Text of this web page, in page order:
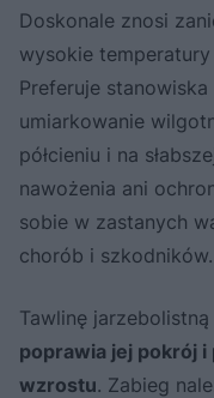
Doskonale znosi
wysokie
Preferuje stanowiska
umiarkowanie
półcieniu i na
nawożenia ani
sobie w zastanych
chorób i szkodników.
Tawlinę jarzebolistną
poprawia jej pokrój
wzrostu. Zabieg